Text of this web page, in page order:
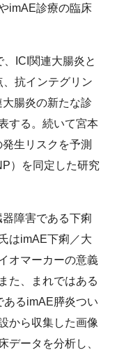
imAE診療の臨床
ICI関連大腸炎と
抗インテグリン
腸炎の新たな診
する。続いて宮本
生リスクを予測
）を同定した研究
障害である下痢
はimAE下痢／大
オマーカーの意義
た、まれではある
あるimAE膵炎つい
から収集した画像
データを分析し、